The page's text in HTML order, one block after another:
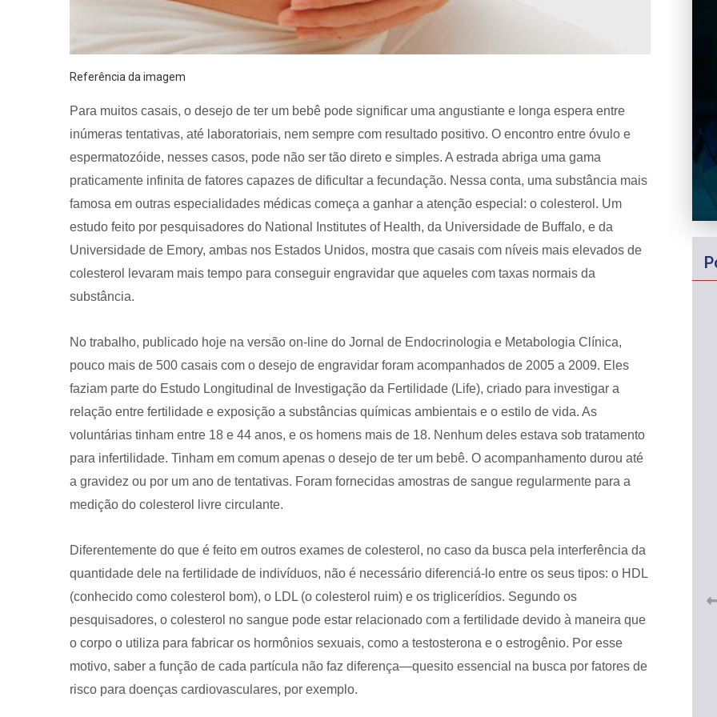
Referência da imagem
Para muitos casais, o desejo de ter um bebê pode significar uma angustiante e longa espera entre
inúmeras tentativas, até laboratoriais, nem sempre com resultado positivo. O encontro entre óvulo e
espermatozóide, nesses casos, pode não ser tão direto e simples. A estrada abriga uma gama
praticamente infinita de fatores capazes de dificultar a fecundação. Nessa conta, uma substância mais
famosa em outras especialidades médicas começa a ganhar a atenção especial: o colesterol. Um
estudo feito por pesquisadores do National Institutes of Health, da Universidade de Buffalo, e da
Universidade de Emory, ambas nos Estados Unidos, mostra que casais com níveis mais elevados de
colesterol levaram mais tempo para conseguir engravidar que aqueles com taxas normais da
substância.
No trabalho, publicado hoje na versão on-line do Jornal de Endocrinologia e Metabologia Clínica,
pouco mais de 500 casais com o desejo de engravidar foram acompanhados de 2005 a 2009. Eles
faziam parte do Estudo Longitudinal de Investigação da Fertilidade (Life), criado para investigar a
relação entre fertilidade e exposição a substâncias químicas ambientais e o estilo de vida. As
voluntárias tinham entre 18 e 44 anos, e os homens mais de 18. Nenhum deles estava sob tratamento
para infertilidade. Tinham em comum apenas o desejo de ter um bebê. O acompanhamento durou até
a gravidez ou por um ano de tentativas. Foram fornecidas amostras de sangue regularmente para a
medição do colesterol livre circulante.
Diferentemente do que é feito em outros exames de colesterol, no caso da busca pela interferência da
quantidade dele na fertilidade de indivíduos, não é necessário diferenciá-lo entre os seus tipos: o HDL
(conhecido como colesterol bom), o LDL (o colesterol ruim) e os triglicerídios. Segundo os
pesquisadores, o colesterol no sangue pode estar relacionado com a fertilidade devido à maneira que
o corpo o utiliza para fabricar os hormônios sexuais, como a testosterona e o estrogênio. Por esse
motivo, saber a função de cada partícula não faz diferença—quesito essencial na busca por fatores de
risco para doenças cardiovasculares, por exemplo.
CRF-AL reforça importância do
base de Cannabis
do acesso gratuito à Academia
Virtual de Farmácia
26 de maio de 2026